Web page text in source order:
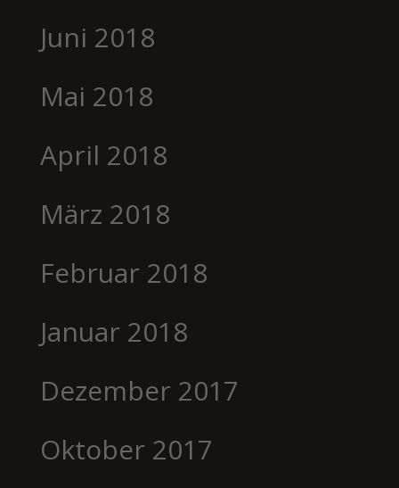
Juni 2018
Mai 2018
April 2018
März 2018
Februar 2018
Januar 2018
Dezember 2017
Oktober 2017